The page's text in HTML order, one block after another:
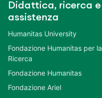
Didattica, ricerca e
assistenza
Humanitas University
Fondazione Humanitas per la
Ricerca
Fondazione Humanitas
Fondazione Ariel